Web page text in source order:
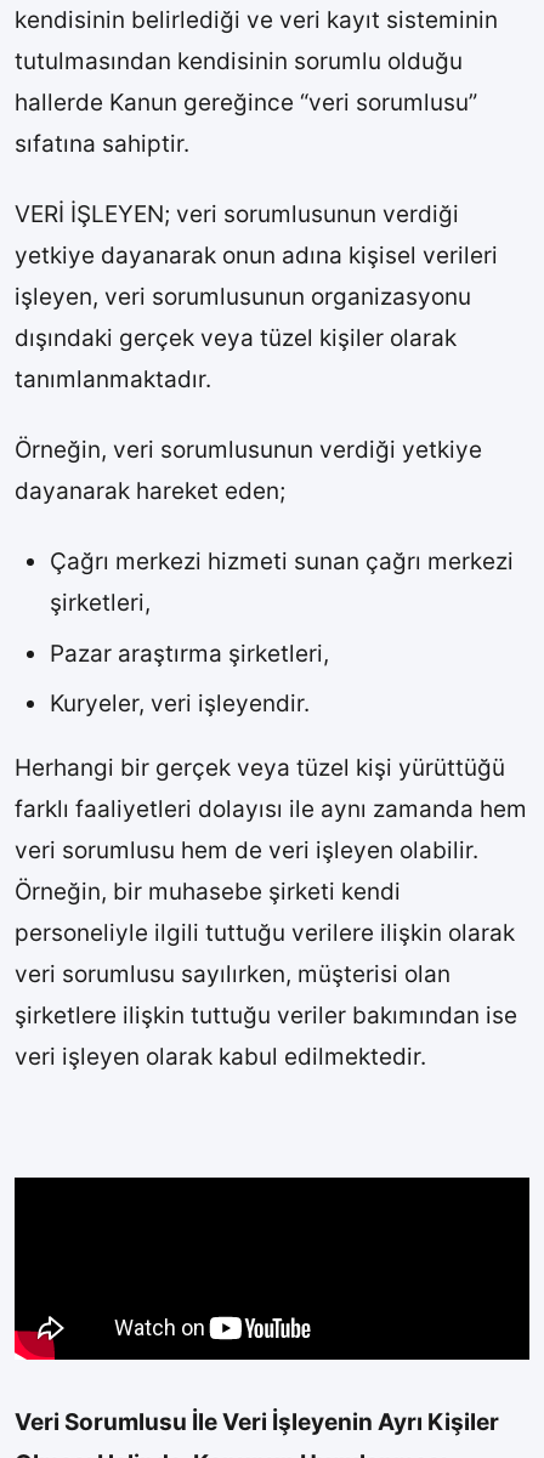
kendisinin belirlediği ve veri kayıt sisteminin
tutulmasından kendisinin sorumlu olduğu
hallerde Kanun gereğince “veri sorumlusu”
sıfatına sahiptir.
VERİ İŞLEYEN; veri sorumlusunun verdiği
yetkiye dayanarak onun adına kişisel verileri
işleyen, veri sorumlusunun organizasyonu
dışındaki gerçek veya tüzel kişiler olarak
tanımlanmaktadır.
Örneğin, veri sorumlusunun verdiği yetkiye
dayanarak hareket eden;
Çağrı merkezi hizmeti sunan çağrı merkezi
şirketleri,
Pazar araştırma şirketleri,
Kuryeler, veri işleyendir.
Herhangi bir gerçek veya tüzel kişi yürüttüğü
farklı faaliyetleri dolayısı ile aynı zamanda hem
veri sorumlusu hem de veri işleyen olabilir.
Örneğin, bir muhasebe şirketi kendi
personeliyle ilgili tuttuğu verilere ilişkin olarak
veri sorumlusu sayılırken, müşterisi olan
şirketlere ilişkin tuttuğu veriler bakımından ise
veri işleyen olarak kabul edilmektedir.
Veri Sorumlusu İle Veri İşleyenin Ayrı Kişiler